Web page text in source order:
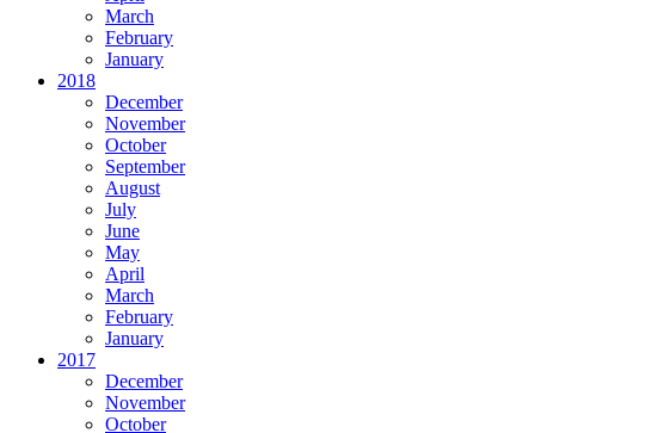
March
February
January
2018
December
November
October
September
August
July
June
May
April
March
February
January
2017
December
November
October